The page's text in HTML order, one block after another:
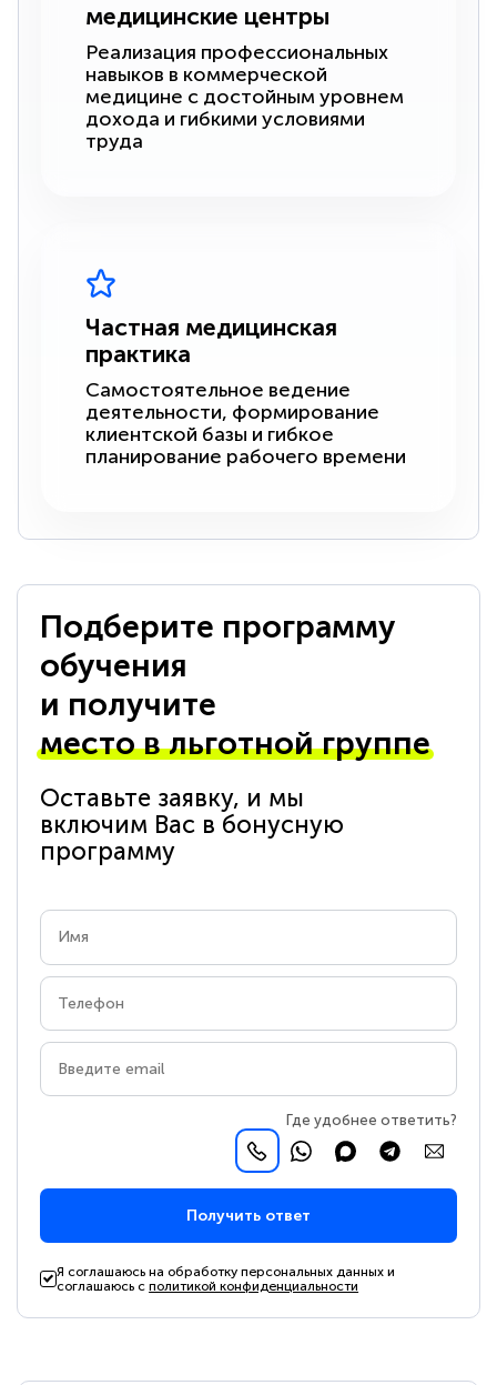
медицинские центры
Реализация профессиональных
навыков в коммерческой
медицине с достойным уровнем
дохода и гибкими условиями
труда
Частная медицинская
практика
Самостоятельное ведение
деятельности, формирование
клиентской базы и гибкое
планирование рабочего времени
Подберите программу
обучения
и получите
место в льготной группе
Оставьте заявку, и мы
включим Вас в бонусную
программу
Где удобнее ответить?
Получить ответ
Я соглашаюсь на обработку персональных данных и
соглашаюсь сполитикой конфиденциальности